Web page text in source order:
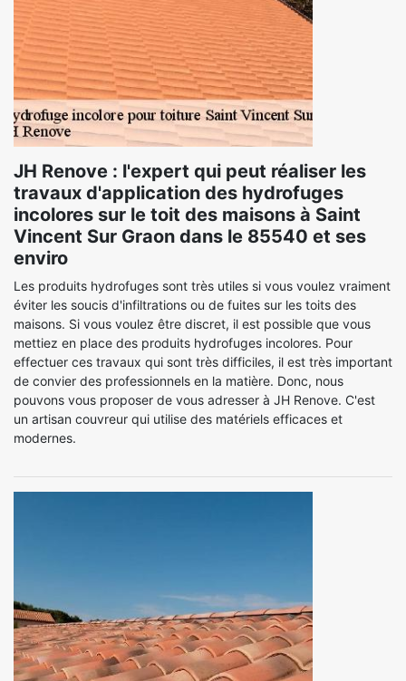
JH Renove : l'expert qui peut réaliser les
travaux d'application des hydrofuges
incolores sur le toit des maisons à Saint
Vincent Sur Graon dans le 85540 et ses
enviro
Les produits hydrofuges sont très utiles si vous voulez vraiment
éviter les soucis d'infiltrations ou de fuites sur les toits des
maisons. Si vous voulez être discret, il est possible que vous
mettiez en place des produits hydrofuges incolores. Pour
effectuer ces travaux qui sont très difficiles, il est très important
de convier des professionnels en la matière. Donc, nous
pouvons vous proposer de vous adresser à JH Renove. C'est
un artisan couvreur qui utilise des matériels efficaces et
modernes.